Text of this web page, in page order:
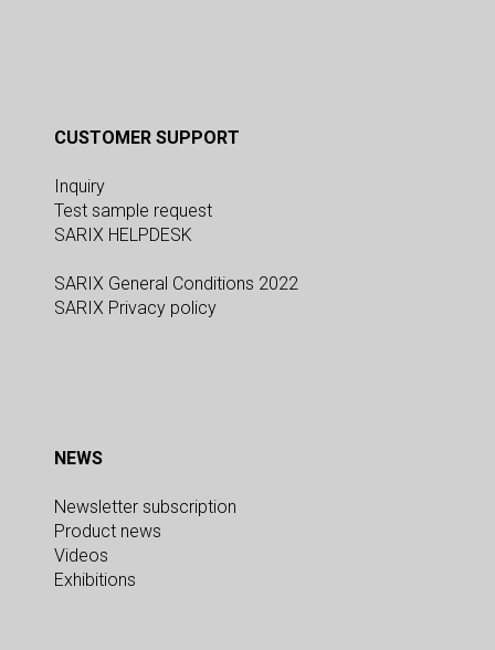
CUSTOMER SUPPORT
Inquiry
Test sample request
SARIX HELPDESK
SARIX General Conditions 2022
SARIX Privacy policy
NEWS
Newsletter subscription
Product news
Videos
Exhibitions